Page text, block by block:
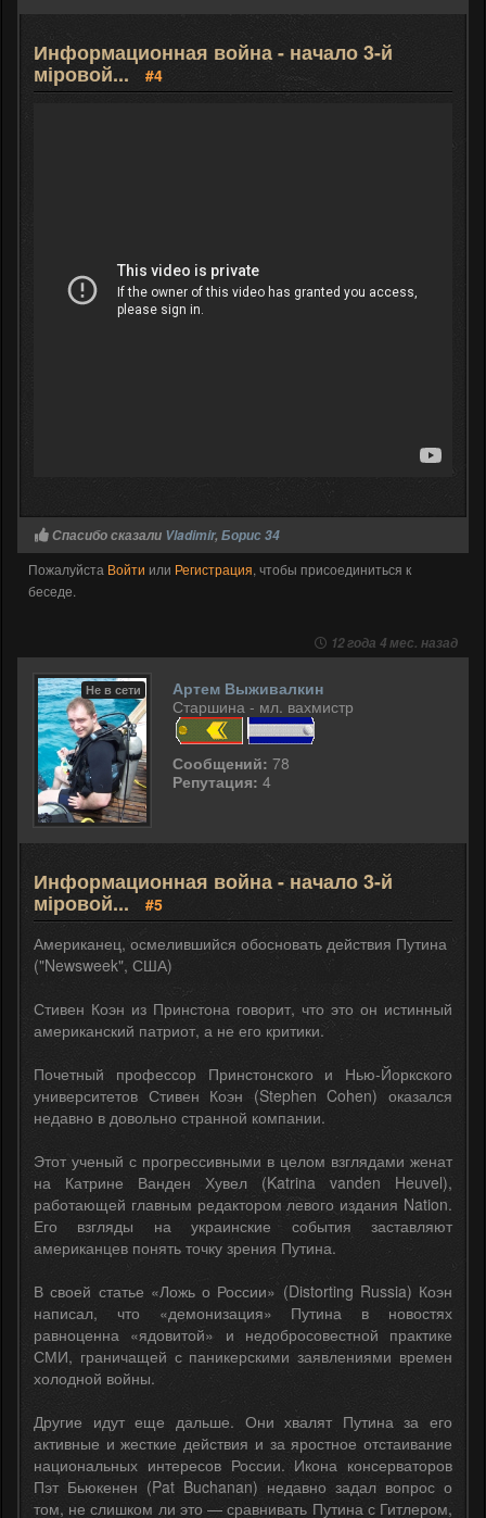
Информационная война - начало 3-й
міровой... #4
Спасибо сказали Vladimir, Борис 34
Пожалуйста Войти или Регистрация, чтобы присоединиться к
беседе.
12 года 4 мес. назад
Не в сети
Артем Выживалкин
Старшина - мл. вахмистр
Сообщений: 78
Репутация: 4
Информационная война - начало 3-й
міровой...
#5
Американец, осмелившийся обосновать действия Путина
("Newsweek", США)
Стивен Коэн из Принстона говорит, что это он истинный
американский патриот, а не его критики.
Почетный профессор Принстонского и Нью-Йоркского
университетов Стивен Коэн (Stephen Cohen) оказался
недавно в довольно странной компании.
Этот ученый с прогрессивными в целом взглядами женат
на Катрине Ванден Хувел (Katrina vanden Heuvel),
работающей главным редактором левого издания Nation.
Его взгляды на украинские события заставляют
американцев понять точку зрения Путина.
В своей статье «Ложь о России» (Distorting Russia) Коэн
написал, что «демонизация» Путина в новостях
равноценна «ядовитой» и недобросовестной практике
СМИ, граничащей с паникерскими заявлениями времен
холодной войны.
Другие идут еще дальше. Они хвалят Путина за его
активные и жесткие действия и за яростное отстаивание
национальных интересов России. Икона консерваторов
Пэт Бьюкенен (Pat Buchanan) недавно задал вопрос о
том, не слишком ли это — сравнивать Путина с Гитлером,